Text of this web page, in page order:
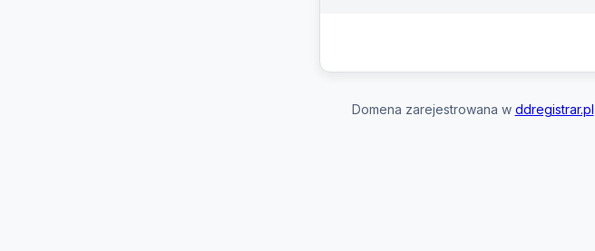
Domena zarejestrowana w ddregistrar.pl